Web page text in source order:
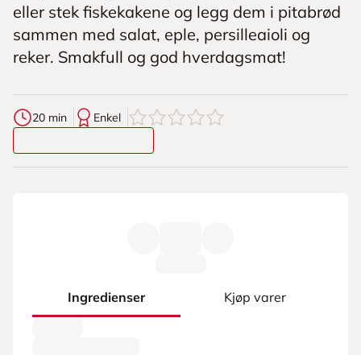
eller stek fiskekakene og legg dem i pitabrød
sammen med salat, eple, persilleaioli og
reker. Smakfull og god hverdagsmat!
20 min Enkel 0av5stjerner
Ingredienser Kjøp varer